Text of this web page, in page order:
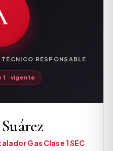
TÉCNICO RESPONSABLE
1 · vigente
Gas Clase 1 SEC